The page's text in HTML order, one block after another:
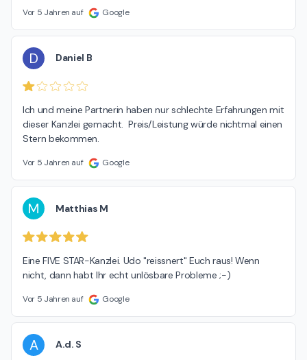
Vor 5 Jahren auf Google
D Daniel B
Ich und meine Partnerin haben nur schlechte Erfahrungen mit
dieser Kanzlei gemacht.  Preis/Leistung würde nichtmal einen
Stern bekommen.
Vor 5 Jahren auf Google
M Matthias M
Eine FIVE STAR-Kanzlei. Udo "reissnert" Euch raus! Wenn
nicht, dann habt Ihr echt unlösbare Probleme ;-)
Vor 5 Jahren auf Google
A A.d. S